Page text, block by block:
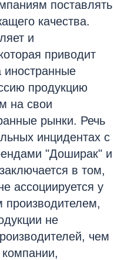
поставлять
качества.
и
приводит
иностранные
продукцию
на свои
рынки. Речь
инцидентах с
"Доширак" и
в том,
ассоциируется у
производителем,
не
чем